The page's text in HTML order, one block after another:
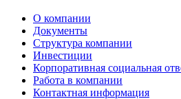
О компании
Документы
Структура компании
Инвестиции
Корпоративная социальная
Работа в компании
Контактная информация